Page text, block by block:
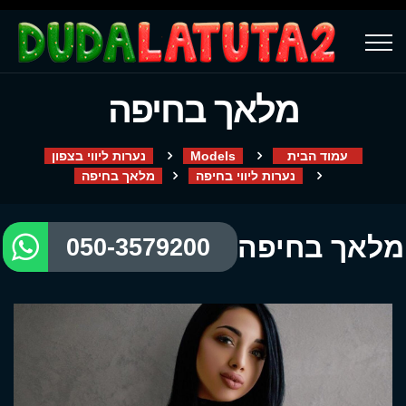
מלאך בחיפה
עמוד הבית Models
נערות ליווי בצפון
נערות ליווי בחיפה
מלאך בחיפה
מלאך בחיפה 050-3579200